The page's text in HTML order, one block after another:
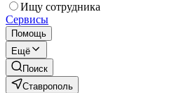
Ищу сотрудника
Сервисы
Помощь
Ещё
Поиск
Ставрополь